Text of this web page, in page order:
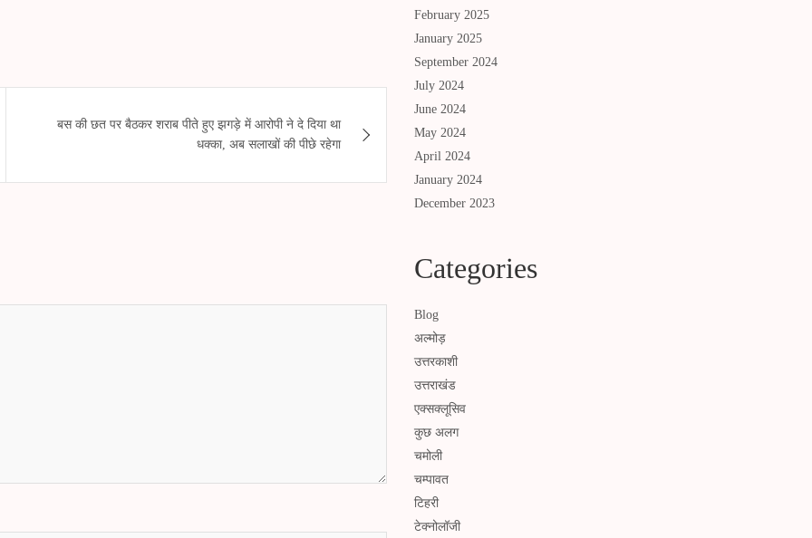
बस की छत पर बैठकर शराब पीते हुए झगड़े में आरोपी ने दे दिया था
धक्का, अब सलाखों की पीछे रहेगा
February 2025
January 2025
September 2024
July 2024
June 2024
May 2024
April 2024
January 2024
December 2023
Categories
Blog
अल्मोड़
उत्तरकाशी
उत्तराखंड
एक्सक्लूसिव
कुछ अलग
चमोली
चम्पावत
टिहरी
टेक्नोलॉजी